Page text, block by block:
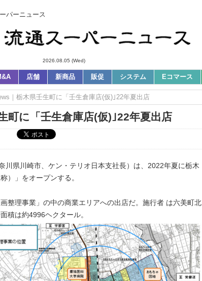
パーニュース
2026.08.05 (Wed)
店舗 新商品 販促 システム Eコマース
｜栃木県壬生町に「壬生倉庫店(仮)｣22年夏出店
町に「壬生倉庫店(仮)｣22年夏出店
川県川崎市、ケン・テリオ日本支社長）は、2022年夏に栃木
）」をオープンする。
整理事業」の中の商業エリアへの出店だ。施行者 は六美町北
積は約4996ヘクタール。